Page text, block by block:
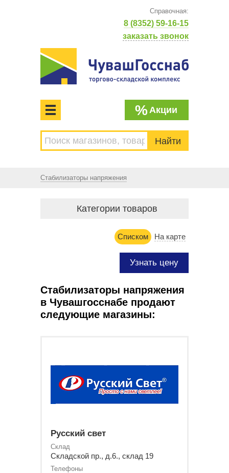
Справочная:
8 (8352) 59-16-15
заказать звонок
МЕНЮ
%Акции
Стабилизаторы напряжения
Категории товаров
На карте
Списком
Узнать цену
Стабилизаторы напряжения
в Чувашгосснабе продают
следующие магазины:
Русский свет
Склад
Складской пр., д.6., склад 19
Телефоны